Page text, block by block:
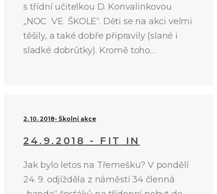
s třídní učitelkou D. Konvalinkovou
„NOC VE ŠKOLE“. Děti se na akci velmi
těšily, a také dobře připravily (slané i
sladké dobrůtky). Kromě toho…
2. 10. 2018 Školní akce
24.9.2018 - FIT IN
Jak bylo letos na Třemešku? V pondělí
24. 9. odjížděla z náměstí 34 členná